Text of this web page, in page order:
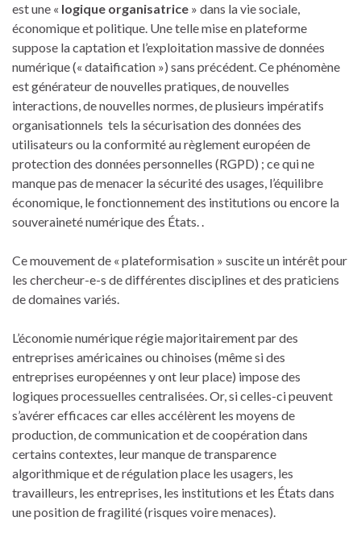
est une « logique organisatrice » dans la vie sociale,
économique et politique. Une telle mise en plateforme
suppose la captation et l’exploitation massive de données
numérique (« dataification ») sans précédent. Ce phénomène
est générateur de nouvelles pratiques, de nouvelles
interactions, de nouvelles normes, de plusieurs impératifs
organisationnels tels la sécurisation des données des
utilisateurs ou la conformité au règlement européen de
protection des données personnelles (RGPD) ; ce qui ne
manque pas de menacer la sécurité des usages, l’équilibre
économique, le fonctionnement des institutions ou encore la
souveraineté numérique des États. .
Ce mouvement de « plateformisation » suscite un intérêt pour
les chercheur-e-s de différentes disciplines et des praticiens
de domaines variés.
L’économie numérique régie majoritairement par des
entreprises américaines ou chinoises (même si des
entreprises européennes y ont leur place) impose des
logiques processuelles centralisées. Or, si celles-ci peuvent
s’avérer efficaces car elles accélèrent les moyens de
production, de communication et de coopération dans
certains contextes, leur manque de transparence
algorithmique et de régulation place les usagers, les
travailleurs, les entreprises, les institutions et les États dans
une position de fragilité (risques voire menaces).